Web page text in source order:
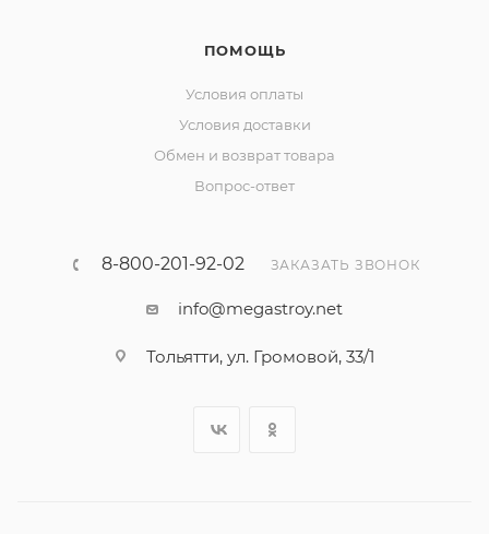
ПОМОЩЬ
Условия оплаты
Условия доставки
Обмен и возврат товара
Вопрос-ответ
8-800-201-92-02 ЗАКАЗАТЬ ЗВОНОК
info@megastroy.net
Тольятти, ул. Громовой, 33/1